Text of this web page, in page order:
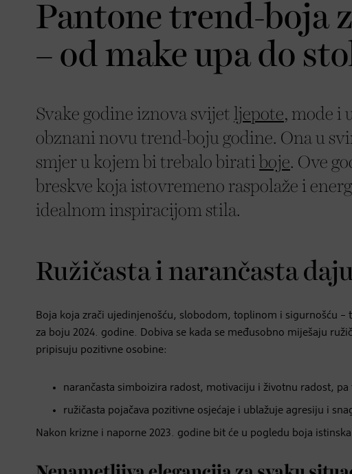
Pantone trend-boja
– od make upa do
Svake godine iznova svijet ljepote, mode i
obznani novu trend-boju godine. Ona u
smjer u kojem bi trebalo birati boje. Ove
breskve koja istovremeno raspolaže i
idealnom inspiracijom stila.
Ružičasta i narančasta
Boja koja zrači ujedinjenošću, slobodom, toplinom i sigurnošću –
za boju 2024. godine. Dobiva se kada se međusobno miješaju
pripisuju pozitivne osobine:
narančasta simboizira radost, motivaciju i životnu radost,
ružičasta pojačava pozitivne osjećaje i ublažuje agresiju i
Nakon krizne i naporne 2023. godine bit će u pogledu boja